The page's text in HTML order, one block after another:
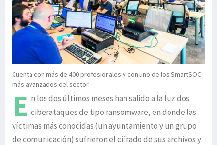
Cuenta con más de 400 profesionales y con uno de los SmartSOC
más avanzados del sector.
E n los dos últimos meses han salido a la luz dos
ciberataques de tipo ransomware, en donde las
víctimas más conocidas (un ayuntamiento y un grupo
de comunicación) sufrieron el cifrado de sus archivos y